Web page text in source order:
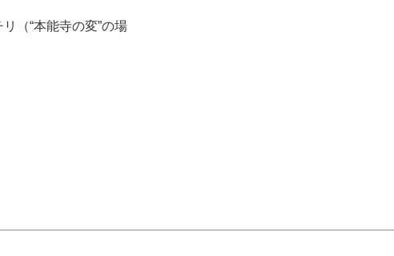
（“本能寺の変”の場